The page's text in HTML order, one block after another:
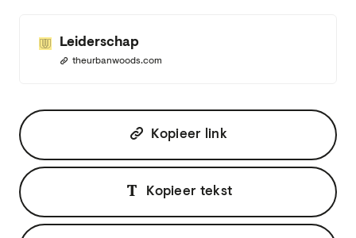
Leiderschap
theurbanwoods.com
Kopieer link
Kopieer tekst